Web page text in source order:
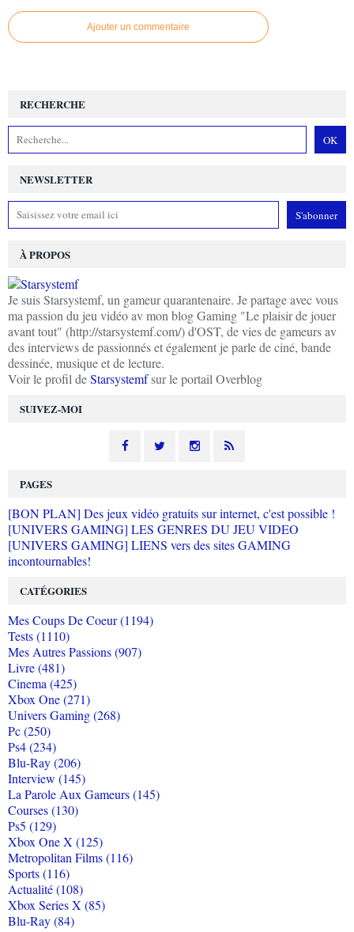
Ajouter un commentaire
NEWSLETTER
SUIVEZ-MOI
RECHERCHE
À PROPOS
Je suis Starsystemf, un gameur quarantenaire. Je partage avec vous
ma passion du jeu vidéo av mon blog Gaming "Le plaisir de jouer
avant tout" (http://starsystemf.com/) d'OST, de vies de gameurs av
des interviews de passionnés et également je parle de ciné, bande
dessinée, musique et de lecture.
Voir le profil deStarsystemfsur le portail Overblog
PAGES
[BON PLAN] Des jeux vidéo gratuits sur internet, c'est possible !
[UNIVERS GAMING] LES GENRES DU JEU VIDEO
[UNIVERS GAMING] LIENS vers des sites GAMING
incontournables!
CATÉGORIES
Mes Coups De Coeur (1194)
Tests (1110)
Mes Autres Passions (907)
Livre (481)
Cinema (425)
Xbox One (271)
Univers Gaming (268)
Pc (250)
Ps4 (234)
Blu-Ray (206)
Interview (145)
La Parole Aux Gameurs (145)
Courses (130)
Ps5 (129)
Xbox One X (125)
Metropolitan Films (116)
Sports (116)
Actualité (108)
Xbox Series X (85)
Blu-Ray (84)